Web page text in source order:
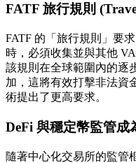
FATF 旅行規則
FATF 的「旅行規則」要
時，必須收集並與其他
該規則在全球範圍內的逐
加，這將有效打擊非法資
術提出了更高要求。
DeFi 與穩定幣監管成
隨著中心化交易所的監管